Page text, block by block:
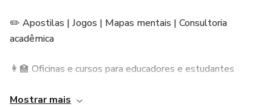
✏️ Apostilas | Jogos | Mapas mentais | Consultoria
acadêmica
👩‍🏫 Oficinas e cursos para educadores e estudantes
🌱 Educação crítica, inclusiva e criativa
Mostrar mais